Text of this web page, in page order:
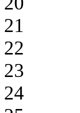
21
22
23
24